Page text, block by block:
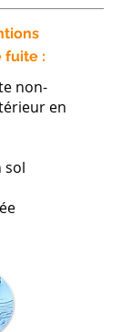
fuite :
non-
en
sol